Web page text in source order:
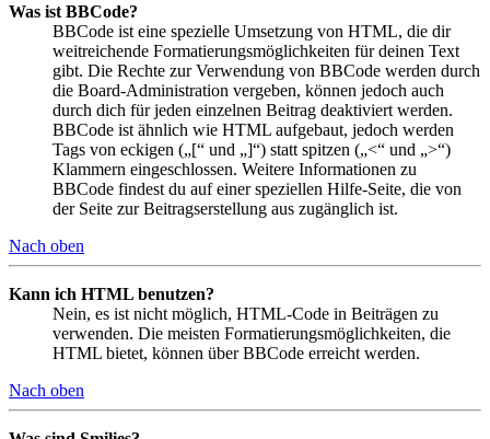
Was ist BBCode?
BBCode ist eine spezielle Umsetzung von HTML, die dir
weitreichende Formatierungsmöglichkeiten für deinen Text
gibt. Die Rechte zur Verwendung von BBCode werden durch
die Board-Administration vergeben, können jedoch auch
durch dich für jeden einzelnen Beitrag deaktiviert werden.
BBCode ist ähnlich wie HTML aufgebaut, jedoch werden
Tags von eckigen („[“ und „]“) statt spitzen („<“ und „>“)
Klammern eingeschlossen. Weitere Informationen zu
BBCode findest du auf einer speziellen Hilfe-Seite, die von
der Seite zur Beitragserstellung aus zugänglich ist.
Nach oben
Kann ich HTML benutzen?
Nein, es ist nicht möglich, HTML-Code in Beiträgen zu
verwenden. Die meisten Formatierungsmöglichkeiten, die
HTML bietet, können über BBCode erreicht werden.
Nach oben